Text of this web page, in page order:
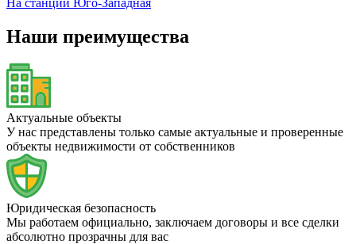
На станции Юго-Западная
Наши преимущества
Актуальные объекты
У нас представлены только самые актуальные и проверенные
объекты недвижимости от собственников
Юридическая безопасность
Мы работаем официально, заключаем договоры и все сделки
абсолютно прозрачны для вас